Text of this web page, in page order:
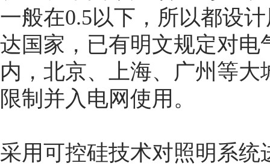
一般在0.5以下，所以都设
达国家，已有明文规定对
内，北京、上海、广州等
限制并入电网使用。
采用可控硅技术对照明系